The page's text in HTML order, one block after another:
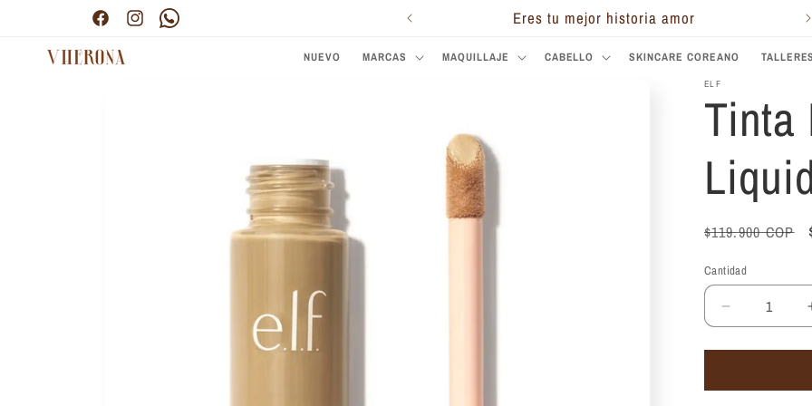
FacebookInstagramPinterest
Envío gratis por compras superiores a $300.000 Eres tu mejor historia amor
NUEVO MARCAS MAQUILLAJE CABELLO SKINCARE COREANO
ELF
Tinta
Precio
$119.900 COP
Cantidad
Reducir
cantidad
para
Elf